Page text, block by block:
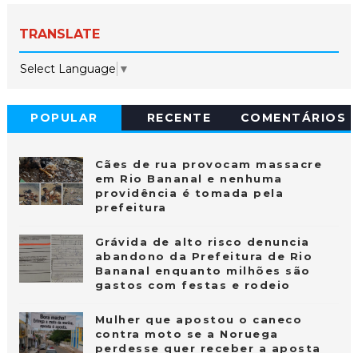
TRANSLATE
Select Language ▼
POPULAR RECENTE COMENTÁRIOS
Cães de rua provocam massacre
em Rio Bananal e nenhuma
providência é tomada pela
prefeitura
Grávida de alto risco denuncia
abandono da Prefeitura de Rio
Bananal enquanto milhões são
gastos com festas e rodeio
Mulher que apostou o caneco
contra moto se a Noruega
perdesse quer receber a aposta